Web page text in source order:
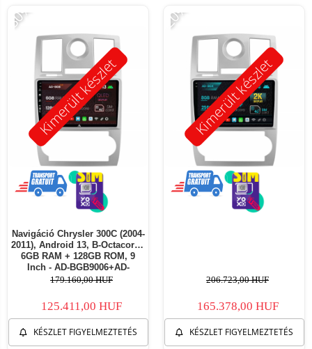
Kimerült készlet
-30%
Navigáció Chrysler 300C (2004-
2011), Android 13, B-Octacore /
6GB RAM + 128GB ROM, 9
Inch - AD-BGB9006+AD-
BGRKIT423
179.160,00 HUF
125.411,00 HUF
KÉSZLET FIGYELMEZTETÉS
Kimerült készlet
-20%
206.723,00 HUF
165.378,00 HUF
KÉSZLET FIGYELMEZTETÉS